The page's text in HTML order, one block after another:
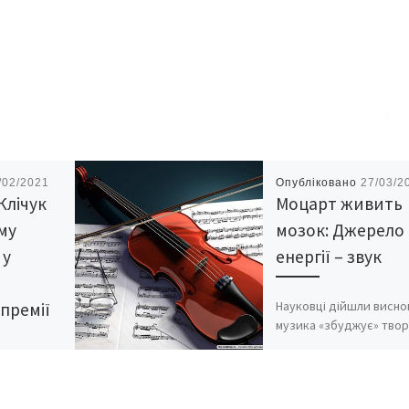
2021 Опубліковано 27/03/
Моцарт живить
мозок: Джерело
енергії – звук
Науковці дійшли
музика «збуджує»